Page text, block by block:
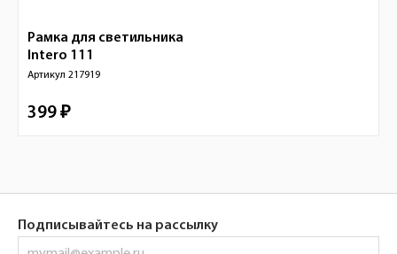
Рамка для светильника
Intero 111
Артикул 217919
399 ₽
Подписывайтесь на рассылку